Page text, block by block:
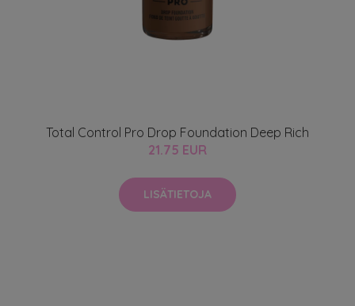
Total Control Pro Drop Foundation Deep Rich
21.75 EUR
LISÄTIETOJA